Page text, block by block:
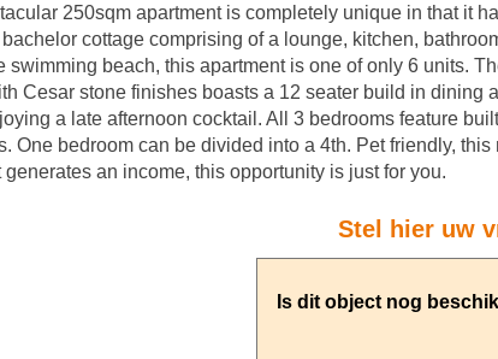
250sqm apartment is completely unique in that it
cottage comprising of a lounge, kitchen,
swimming beach, this apartment is one of only 6 units.
Cesar stone finishes boasts a 12 seater build in
a late afternoon cocktail. All 3 bedrooms feature
One bedroom can be divided into a 4th. Pet friendly,
generates an income, this opportunity is just for you.
Stel hier uw